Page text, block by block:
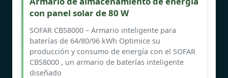
con panel solar de 80 W
SOFAR CBS8000 – Armario inteligente para
baterías de 64/80/96 kWh Optimice su
producción y consumo de energía con el SOFAR
CBS8000 , un armario de baterías inteligente
diseñado